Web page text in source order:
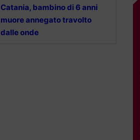
Catania, bambino di 6 anni
muore annegato travolto
dalle onde